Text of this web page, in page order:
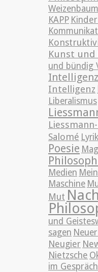
Weizenbaum
KAPP
Kunst und
und bündig
Intelligenz
Intelligenz
Liberalismus
Salomé Lyrik
Poesie
Medien
Maschine
Mut
und
sagen
Neugier
Nietzsche
im Gespräch